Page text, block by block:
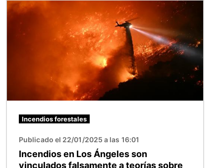
Imagen
Incendios forestales
Publicado el 22/01/2025 a las 16:01
Incendios en Los Ángeles son
vinculados falsamente a teorías sobre